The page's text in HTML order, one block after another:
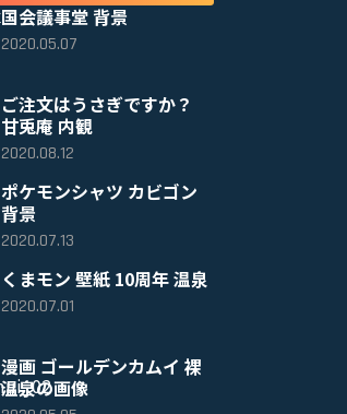
国会議事堂 背景
2020.05.07
ご注文はうさぎですか？
甘兎庵 内観
2020.08.12
ポケモンシャツ カビゴン
背景
2020.07.13
くまモン 壁紙 10周年 温泉
2020.07.01
漫画 ゴールデンカムイ 裸
温泉の画像